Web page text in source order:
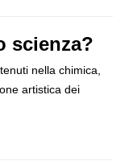
scienza?
nella chimica,
artistica dei